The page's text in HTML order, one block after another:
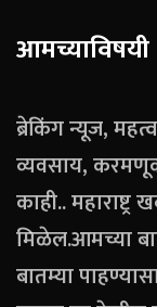
आमच्याविषयी
ब्रेकिंग न्यूज,
व्यवसाय,
काही..
मिळेल.आमच्या
बातम्या